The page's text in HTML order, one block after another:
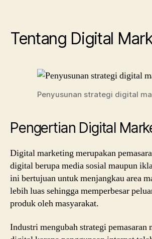
Tentang Digital
Penyusunan strategi digital
Pengertian Digital
Digital marketing merupakan
digital berupa media sosial maupun
ini bertujuan untuk menjangkau area
lebih luas sehingga memperbesar
produk oleh masyarakat.
Industri mengubah strategi pemasaran